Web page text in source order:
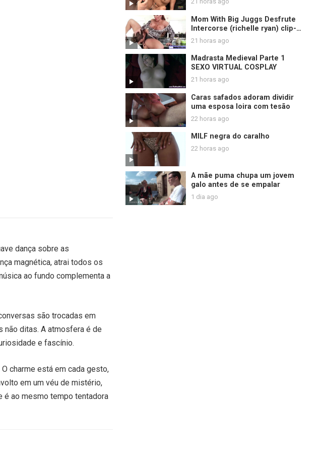
dança sobre as
magnética, atrai todos os
ao fundo complementa a
são trocadas em
ditas. A atmosfera é de
e fascínio.
charme está em cada gesto,
em um véu de mistério,
é ao mesmo tempo tentadora
Mom With Big Juggs Desfrute
Intercorse (richelle ryan) clip-
25
21 horas ago
Madrasta Medieval Parte 1
SEXO VIRTUAL COSPLAY
21 horas ago
Caras safados adoram dividir
uma esposa loira com tesão
22 horas ago
MILF negra do caralho
22 horas ago
A mãe puma chupa um jovem
galo antes de se empalar
1 dia ago